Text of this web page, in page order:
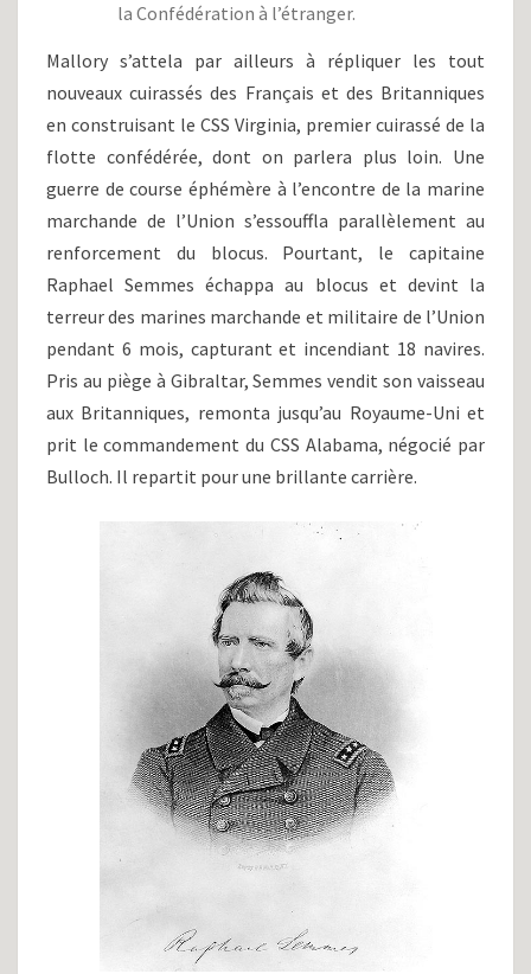
la Confédération à l’étranger.
Mallory s’attela par ailleurs à répliquer les tout
nouveaux cuirassés des Français et des Britanniques
en construisant le CSS Virginia, premier cuirassé de la
flotte confédérée, dont on parlera plus loin. Une
guerre de course éphémère à l’encontre de la marine
marchande de l’Union s’essouffla parallèlement au
renforcement du blocus. Pourtant, le capitaine
Raphael Semmes échappa au blocus et devint la
terreur des marines marchande et militaire de l’Union
pendant 6 mois, capturant et incendiant 18 navires.
Pris au piège à Gibraltar, Semmes vendit son vaisseau
aux Britanniques, remonta jusqu’au Royaume-Uni et
prit le commandement du CSS Alabama, négocié par
Bulloch. Il repartit pour une brillante carrière.